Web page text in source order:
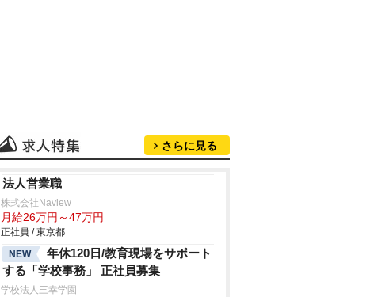
さらに見る
法人営業職
株式会社Naview
月給26万円～47万円
正社員 / 東京都
NEW
年休120日/教育現場をサポート
する「学校事務」 正社員募集
学校法人三幸学園